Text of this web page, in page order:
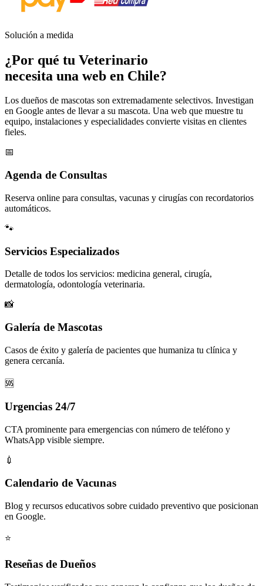
Solución a medida
¿Por qué tu Veterinario
necesita una web en Chile?
Los dueños de mascotas son extremadamente selectivos. Investigan
en Google antes de llevar a su mascota. Una web que muestre tu
equipo, instalaciones y especialidades convierte visitas en clientes
fieles.
📅
Agenda de Consultas
Reserva online para consultas, vacunas y cirugías con recordatorios
automáticos.
🐾
Servicios Especializados
Detalle de todos los servicios: medicina general, cirugía,
dermatología, odontología veterinaria.
📸
Galería de Mascotas
Casos de éxito y galería de pacientes que humaniza tu clínica y
genera cercanía.
🆘
Urgencias 24/7
CTA prominente para emergencias con número de teléfono y
WhatsApp visible siempre.
💉
Calendario de Vacunas
Blog y recursos educativos sobre cuidado preventivo que posicionan
en Google.
⭐
Reseñas de Dueños